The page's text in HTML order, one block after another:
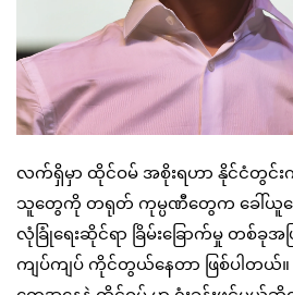
လက်ရှိမှာ ထိုင်ဝမ် အစိုးရဟာ နိုင်ငံတွင်း
သူတွေကို တရုတ် ကုမ္ပဏီတွေက ခေါ်ယူန
လုံခြုံရေးဆိုင်ရာ ခြိမ်းခြောက်မှု တစ်ခုအဖ
ကျပ်ကျပ် ကိုင်တွယ်နေတာ ဖြစ်ပါတယ်